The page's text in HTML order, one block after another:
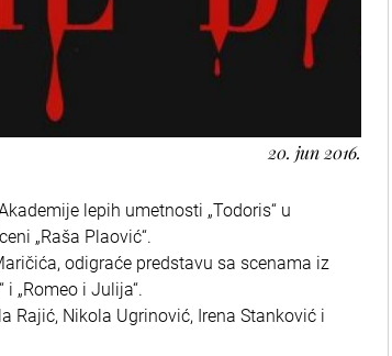
20. jun 2016.
lepih umetnosti „Todoris“ u
„Raša Plaović“.
odigraće predstavu sa scenama iz
i „Romeo i Julija“.
Rajić, Nikola Ugrinović, Irena Stanković i